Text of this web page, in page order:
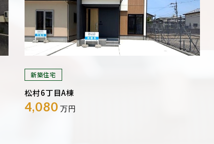
新築住宅
松村6丁目A棟
4,080 万円